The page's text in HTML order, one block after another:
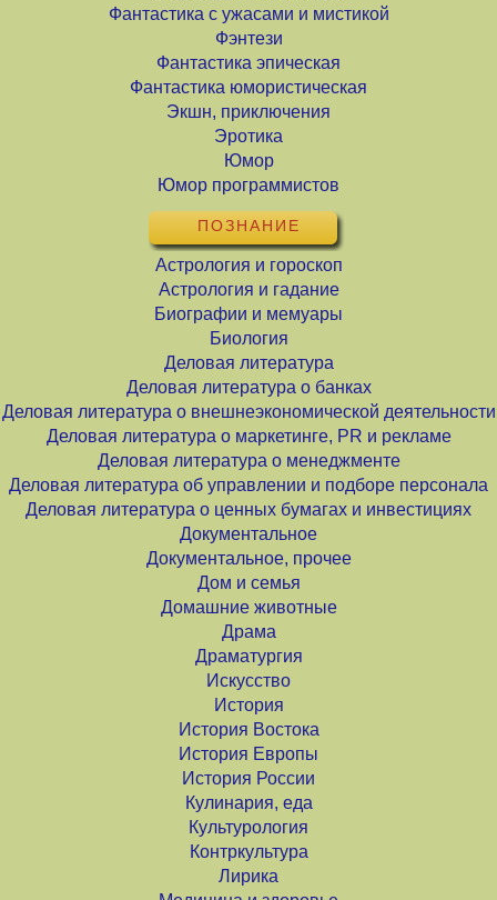
Фантастика с ужасами и мистикой
Фэнтези
Фантастика эпическая
Фантастика юмористическая
Экшн, приключения
Эротика
Юмор
Юмор программистов
ПОЗНАНИЕ
Астрология и гороскоп
Астрология и гадание
Биографии и мемуары
Биология
Деловая литература
Деловая литература о банках
Деловая литература о внешнеэкономической деятельности
Деловая литература о маркетинге, PR и рекламе
Деловая литература о менеджменте
Деловая литература об управлении и подборе персонала
Деловая литература о ценных бумагах и инвестициях
Документальное
Документальное, прочее
Дом и семья
Домашние животные
Драма
Драматургия
Искусство
История
История Востока
История Европы
История России
Кулинария, еда
Культурология
Контркультура
Лирика